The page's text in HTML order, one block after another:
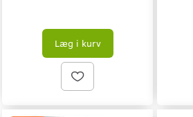
Læg i kurv